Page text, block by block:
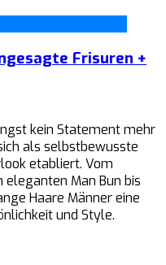
Frisuren +
kein Statement mehr
als selbstbewusste
etabliert. Vom
eleganten Man Bun bis
Haare Männer eine
und Style.